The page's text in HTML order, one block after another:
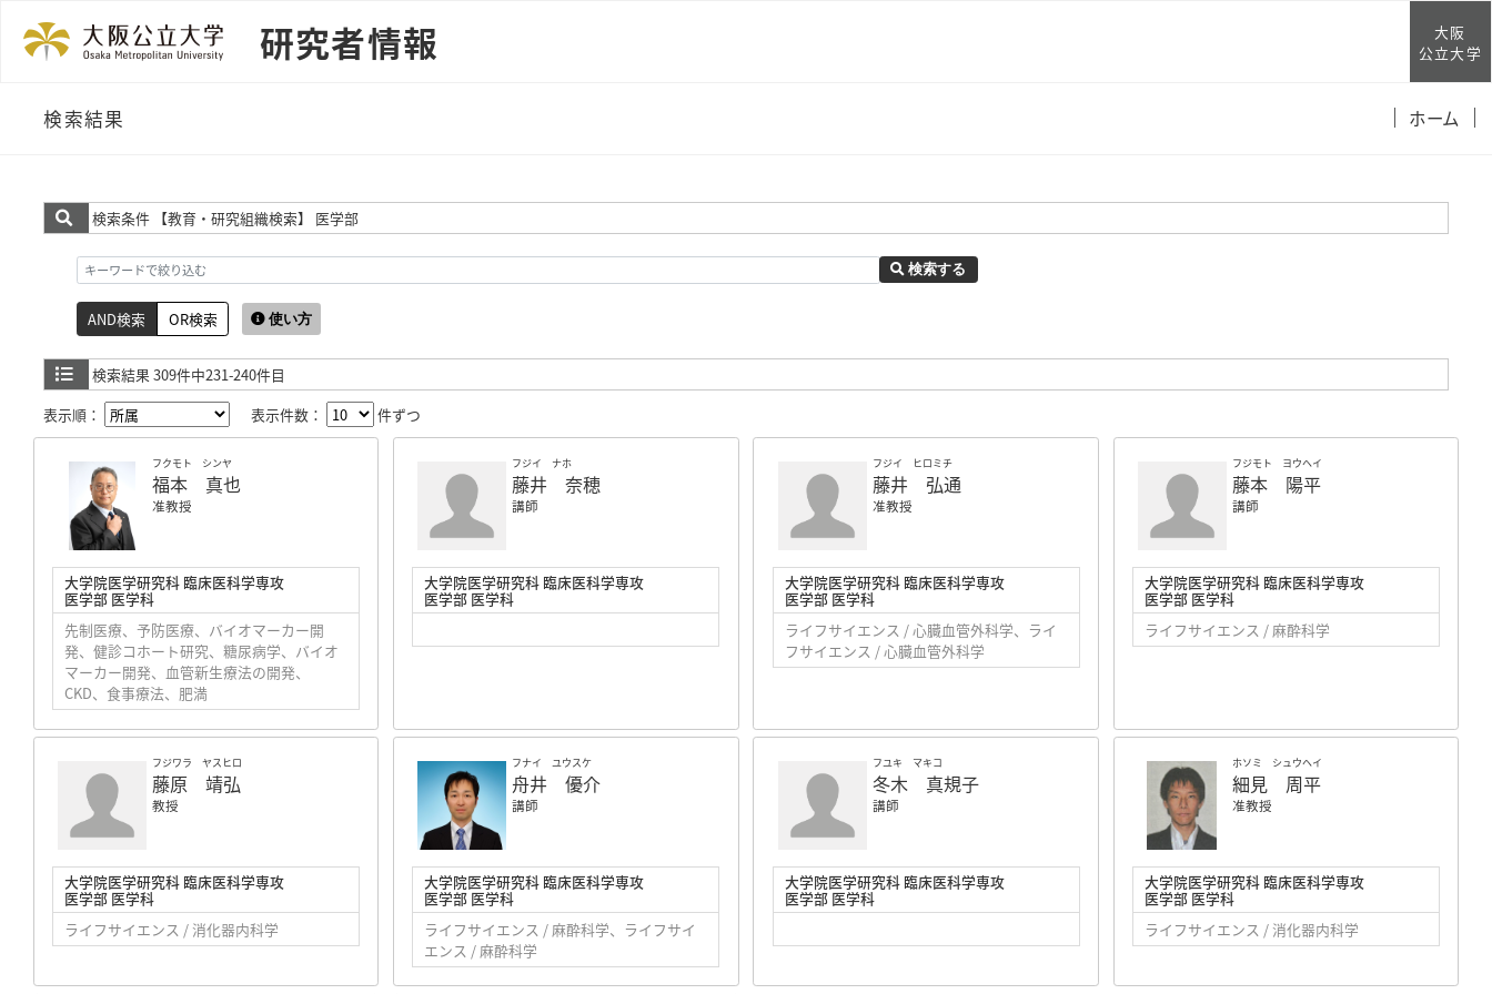
研究者情報
大阪
公立大学
検索結果 ホーム
検索条件 【教育・研究組織検索】 医学部
検索する
AND検索 OR検索 使い方
検索結果 309件中231-240件目
表示順：
表示件数： 件ずつ
フクモト シンヤ
福本 真也
准教授
大学院医学研究科 臨床医科学専攻
医学部 医学科
先制医療、予防医療、バイオマーカー開
発、健診コホート研究、糖尿病学、バイオ
マーカー開発、血管新生療法の開発、
CKD、食事療法、肥満
フジイ ナホ
藤井 奈穂
講師
大学院医学研究科 臨床医科学専攻
医学部 医学科
フジイ ヒロミチ
藤井 弘通
准教授
大学院医学研究科 臨床医科学専攻
医学部 医学科
ライフサイエンス / 心臓血管外科学、ライ
フサイエンス / 心臓血管外科学
フジモト ヨウヘイ
藤本 陽平
講師
大学院医学研究科 臨床医科学専攻
医学部 医学科
ライフサイエンス / 麻酔科学
フジワラ ヤスヒロ
藤原 靖弘
教授
大学院医学研究科 臨床医科学専攻
医学部 医学科
ライフサイエンス / 消化器内科学
フナイ ユウスケ
舟井 優介
講師
大学院医学研究科 臨床医科学専攻
医学部 医学科
ライフサイエンス / 麻酔科学、ライフサイ
エンス / 麻酔科学
フユキ マキコ
冬木 真規子
講師
大学院医学研究科 臨床医科学専攻
医学部 医学科
ホソミ シュウヘイ
細見 周平
准教授
大学院医学研究科 臨床医科学専攻
医学部 医学科
ライフサイエンス / 消化器内科学